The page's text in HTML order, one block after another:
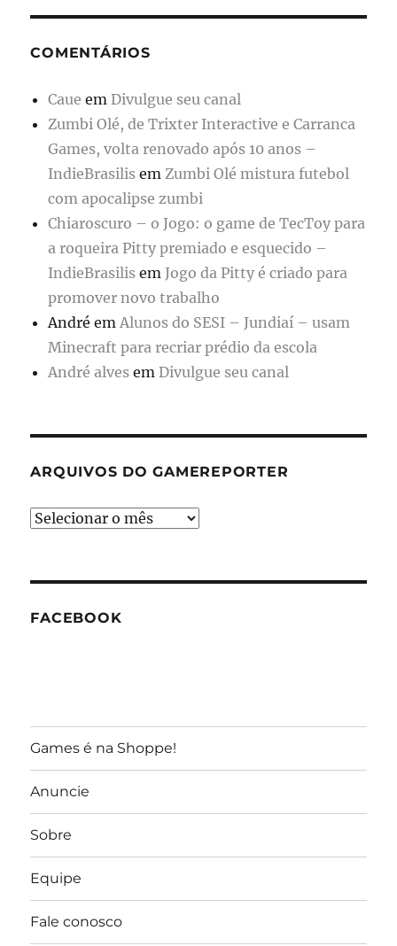
COMENTÁRIOS
Caue em Divulgue seu canal
Zumbi Olé, de Trixter Interactive e Carranca
Games, volta renovado após 10 anos –
IndieBrasilis em Zumbi Olé mistura futebol
com apocalipse zumbi
Chiaroscuro – o Jogo: o game de TecToy para
a roqueira Pitty premiado e esquecido –
IndieBrasilis em Jogo da Pitty é criado para
promover novo trabalho
André em Alunos do SESI – Jundiaí – usam
Minecraft para recriar prédio da escola
André alves em Divulgue seu canal
ARQUIVOS DO GAMEREPORTER
Arquivos
FACEBOOK
Games é na Shoppe!
Anuncie
Sobre
Equipe
Fale conosco